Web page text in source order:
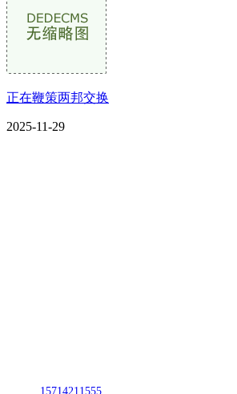
正在鞭策两邦交换
2025-11-29
15714211555